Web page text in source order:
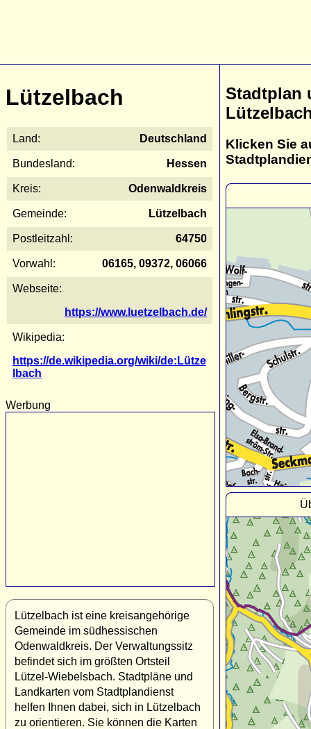
Lützelbach
Land: Deutschland
Bundesland: Hessen
Kreis: Odenwaldkreis
Gemeinde: Lützelbach
Postleitzahl: 64750
Vorwahl: 06165, 09372, 06066
Webseite:
https://www.luetzelbach.de/
Wikipedia:
https://de.wikipedia.org/wiki/de:Lütze
lbach
Werbung
Lützelbach ist eine kreisangehörige
Gemeinde im südhessischen
Odenwaldkreis. Der Verwaltungssitz
befindet sich im größten Ortsteil
Lützel-Wiebelsbach. Stadtpläne und
Landkarten vom Stadtplandienst
helfen Ihnen dabei, sich in Lützelbach
zu orientieren. Sie können die Karten
Stadtplan
Klicken Sie